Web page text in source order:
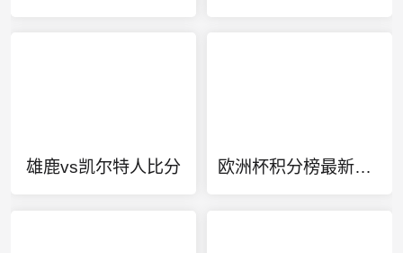
雄鹿vs凯尔特人比分 欧洲杯积分榜最新排名